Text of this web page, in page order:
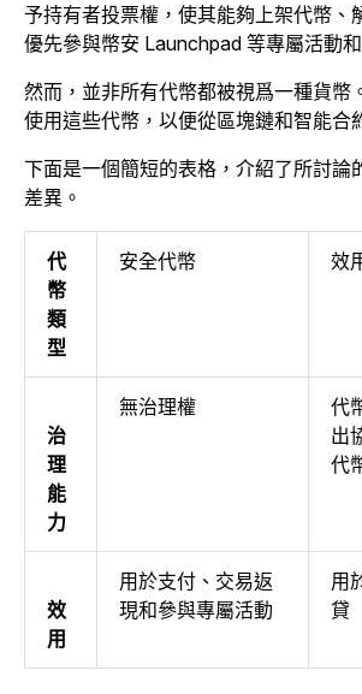
予持有者投票權，使其能夠上架代幣、
優先參與幣安 Launchpad 等專屬活動和
然而，並非所有代幣都被視爲一種貨幣
使用這些代幣，以便從區塊鏈和智能合
下面是一個簡短的表格，介紹了所討論
差異。
代
幣
類
型
安全代幣 效
治
理
能
力
無治理權
代
出
代
效
用
用於支付、交易返
現和參與專屬活動
用
貸